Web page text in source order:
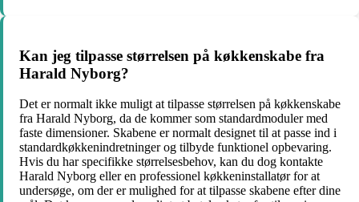
Kan jeg tilpasse størrelsen på køkkenskabe fra
Harald Nyborg?
Det er normalt ikke muligt at tilpasse størrelsen på køkkenskabe
fra Harald Nyborg, da de kommer som standardmoduler med
faste dimensioner. Skabene er normalt designet til at passe ind i
standardkøkkenindretninger og tilbyde funktionel opbevaring.
Hvis du har specifikke størrelsesbehov, kan du dog kontakte
Harald Nyborg eller en professionel køkkeninstallatør for at
undersøge, om der er mulighed for at tilpasse skabene efter dine